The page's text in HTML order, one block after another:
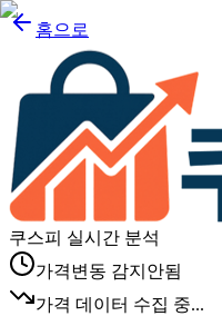
홈으로
쿠스피 실시간 분석
가격변동 감지안됨
가격 데이터 수집 중...